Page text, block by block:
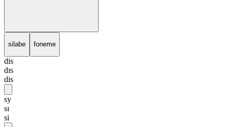
silabe foneme
dis
dɪs
dis
sy
sɪ
si